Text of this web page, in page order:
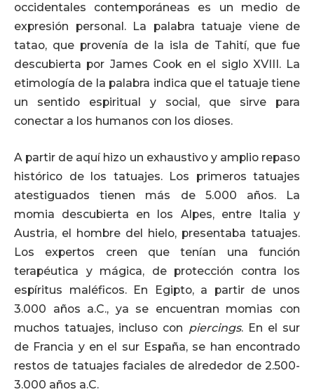
occidentales contemporáneas es un medio de
expresión personal. La palabra tatuaje viene de
tatao, que provenía de la isla de Tahití, que fue
descubierta por James Cook en el siglo XVIII. La
etimología de la palabra indica que el tatuaje tiene
un sentido espiritual y social, que sirve para
conectar a los humanos con los dioses.
A partir de aquí hizo un exhaustivo y amplio repaso
histórico de los tatuajes. Los primeros tatuajes
atestiguados tienen más de 5.000 años. La
momia descubierta en los Alpes, entre Italia y
Austria, el hombre del hielo, presentaba tatuajes.
Los expertos creen que tenían una función
terapéutica y mágica, de protección contra los
espíritus maléficos. En Egipto, a partir de unos
3.000 años a.C., ya se encuentran momias con
muchos tatuajes, incluso con piercings. En el sur
de Francia y en el sur España, se han encontrado
restos de tatuajes faciales de alrededor de 2.500-
3.000 años a.C.